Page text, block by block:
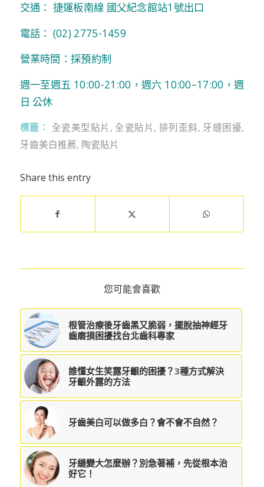
交通： 捷運板南線 國父紀念館站1號出口
電話： (02) 2775-1459
營業時間：採預約制
週一至週五 10:00-21:00，週六 10:00–17:00，週
日 公休
標籤： 全瓷美型貼片 , 全瓷貼片 , 排列歪斜, 牙縫困擾,
牙齒美白推薦, 陶瓷貼片
Share this entry
您可能會喜歡
根管治療後牙齒黑又脆弱，擺脫抽神經牙
齒磨損困擾找台北齒科專家
誰懂女生笑露牙齦的困擾？3種方式解決
牙齦外露的方法
牙齒美白可以做多白？會不會不自然？
牙縫變大怎麼辦？別急著補，先從根本治
好它！